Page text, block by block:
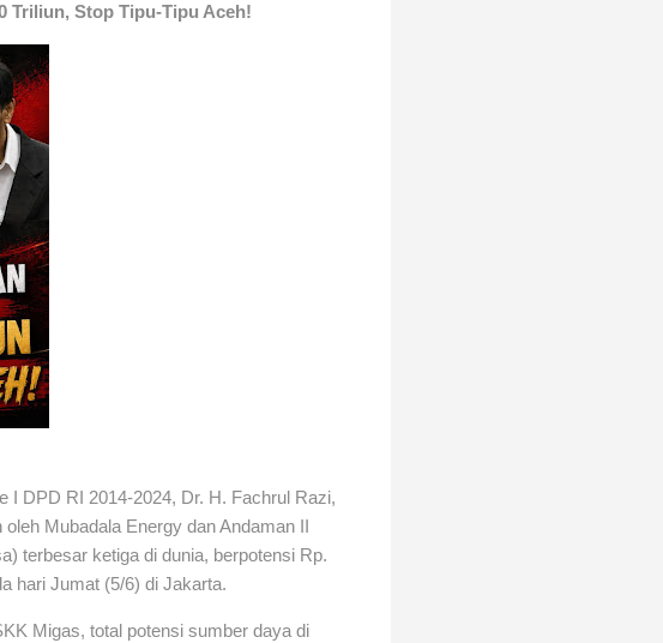
Triliun, Stop Tipu-Tipu Aceh!
I DPD RI 2014-2024, Dr. H. Fachrul Razi,
Mubadala Energy dan Andaman II
terbesar ketiga di dunia, berpotensi Rp.
hari Jumat (5/6) di Jakarta.
Migas, total potensi sumber daya di